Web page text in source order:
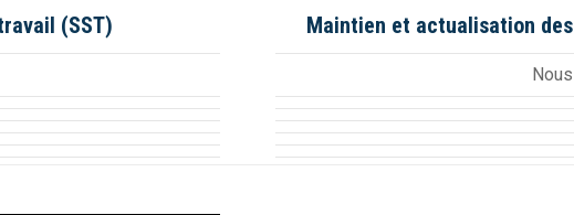
(SST) Maintien et actualisation